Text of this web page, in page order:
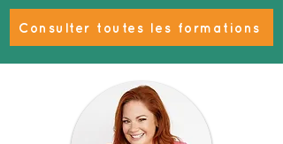
Consulter toutes les formations